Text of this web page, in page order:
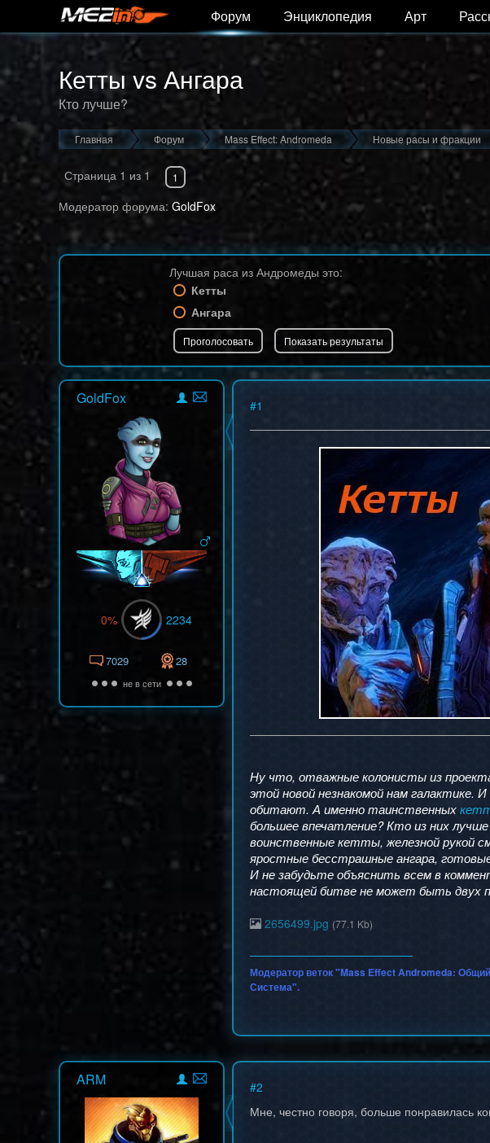
Форум Энциклопедия Арт
Кетты vs Ангара
Кто лучше?
Главная Форум Mass Effect: Andromeda Новые расы и фракции
Страница 1 из 1 1
Модератор форума: GoldFox
Лучшая раса из Андромеды это:
Кетты
Ангара
GoldFox
0% 2234
7029 28
не в сети
#1
Ну что, отважные колонисты из
этой новой незнакомой нам
обитают. А именно таинственных
большее впечатление? Кто из них
воинственные кетты, железной рукой
яростные бесстрашные ангара,
И не забудьте объяснить всем в
настоящей битве не может быть двух
2656499.jpg (77.1 Kb)
Модератор веток "Mass Effect Andromeda:
Система".
ARM #2
Мне, честно говоря, больше понравилась